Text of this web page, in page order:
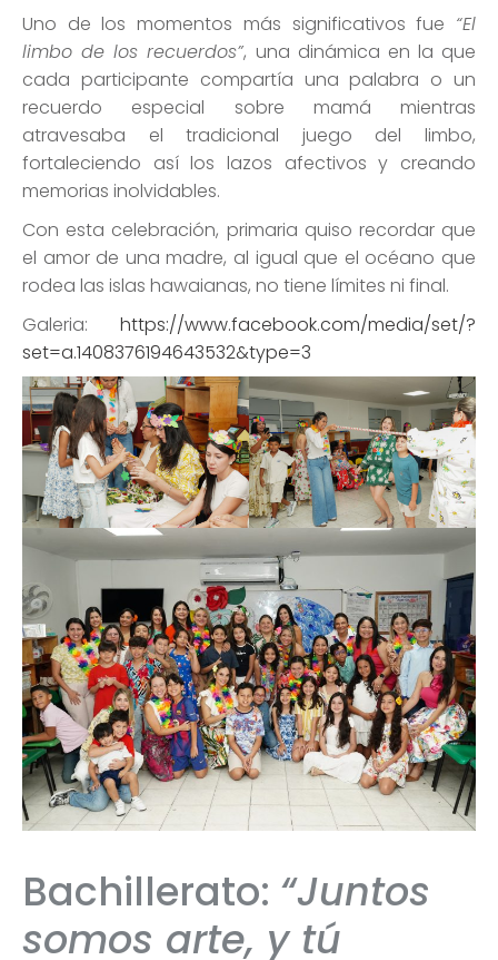
Uno de los momentos más significativos fue “El
limbo de los recuerdos”, una dinámica en la que
cada participante compartía una palabra o un
recuerdo especial sobre mamá mientras
atravesaba el tradicional juego del limbo,
fortaleciendo así los lazos afectivos y creando
memorias inolvidables.
Con esta celebración, primaria quiso recordar que
el amor de una madre, al igual que el océano que
rodea las islas hawaianas, no tiene límites ni final.
Galeria: https://www.facebook.com/media/set/?
set=a.1408376194643532&type=3
Bachillerato: “Juntos
somos arte, y tú